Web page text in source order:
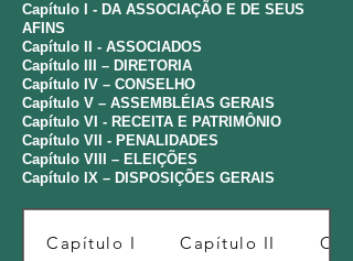
Capítulo I - DA ASSOCIAÇÃO E DE SEUS
AFINS
Capítulo II - ASSOCIADOS
Capítulo III – DIRETORIA
Capítulo IV – CONSELHO
Capítulo V – ASSEMBLÉIAS GERAIS
Capítulo VI - RECEITA E PATRIMÔNIO
Capítulo VII - PENALIDADES
Capítulo VIII – ELEIÇÕES
Capítulo IX – DISPOSIÇÕES GERAIS
Capítulo I Capítulo II